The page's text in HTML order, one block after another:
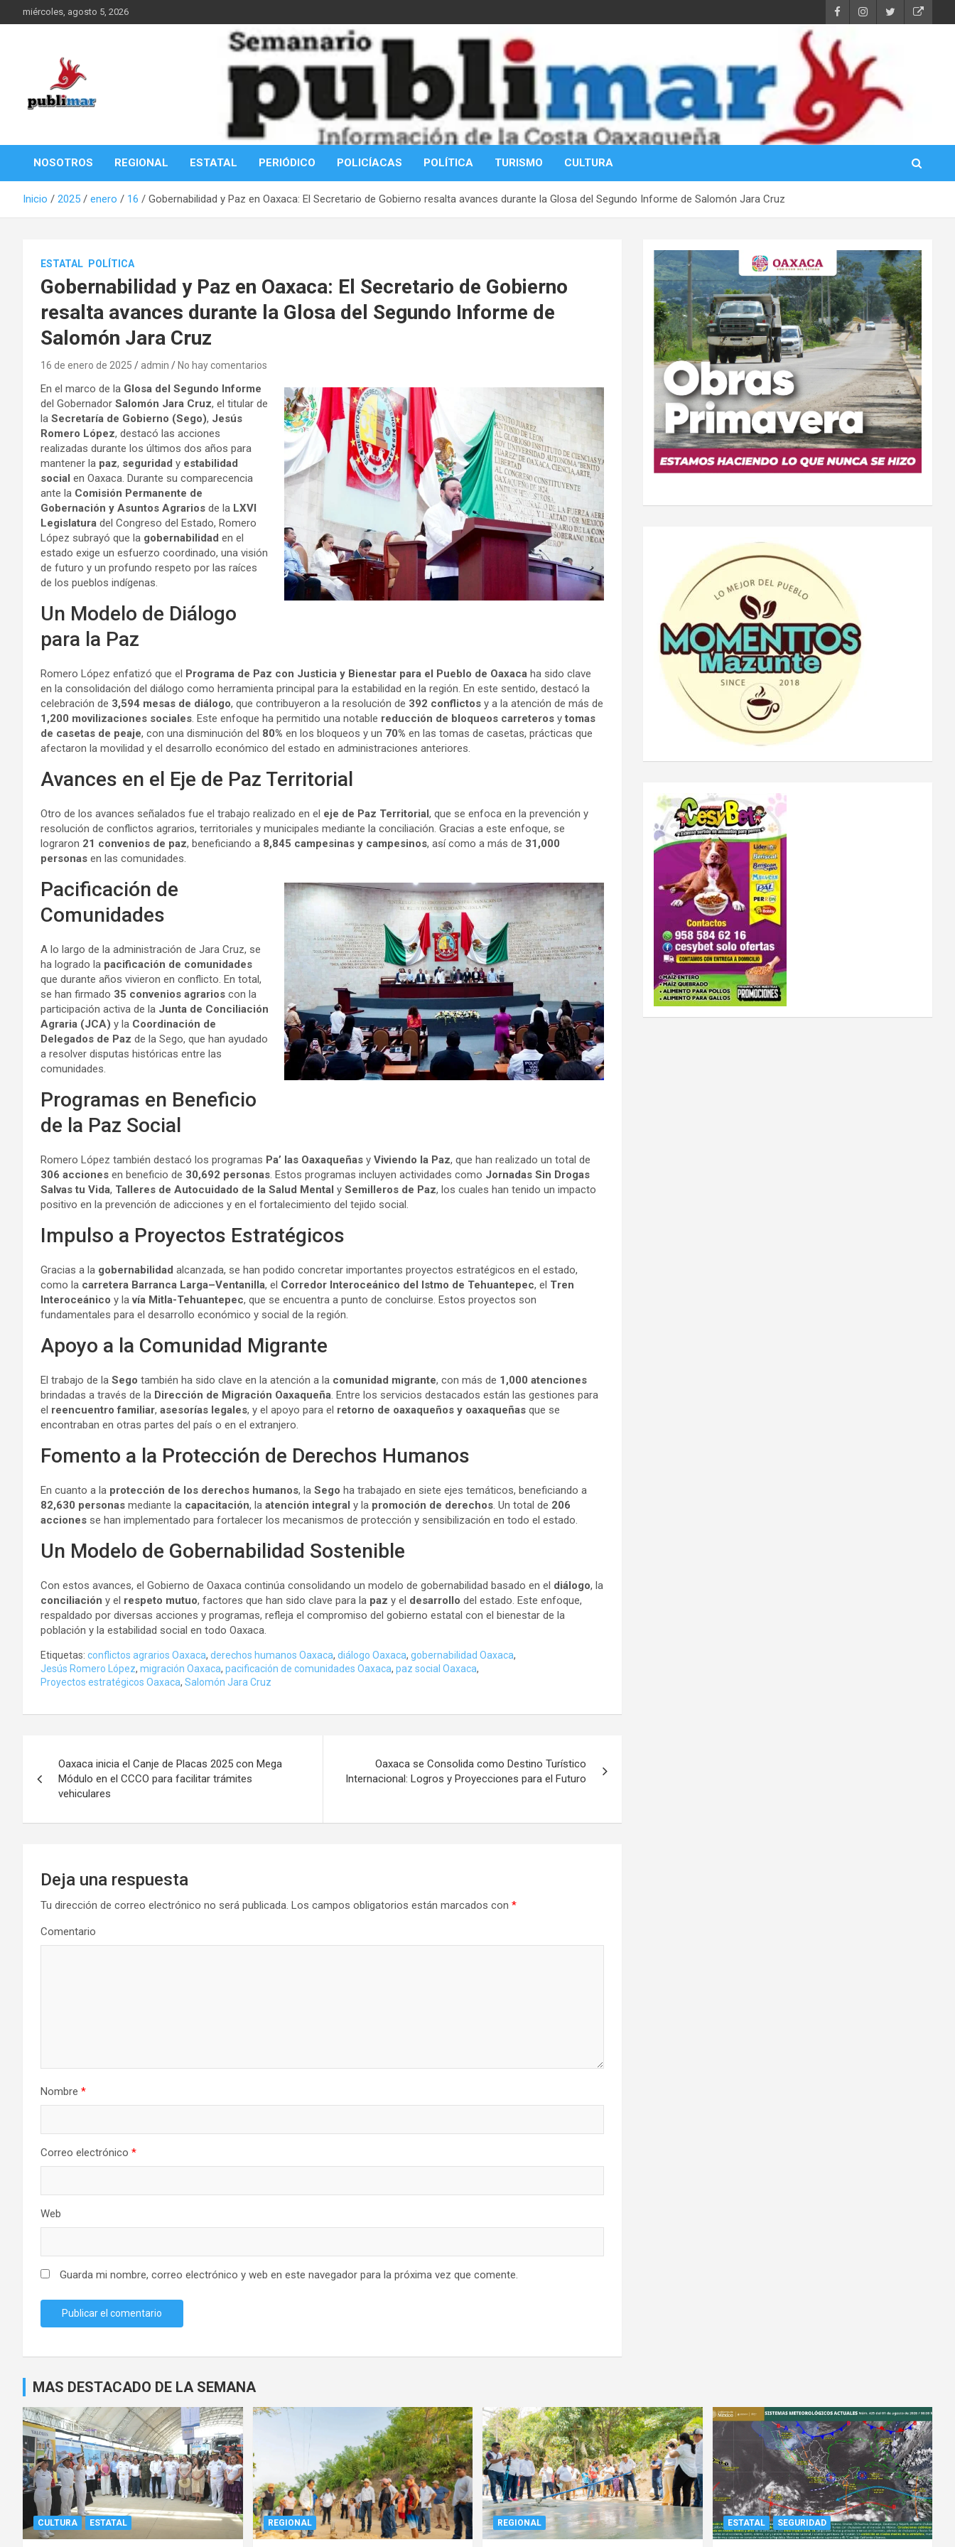
al
miércoles, agosto 5, 2026
PubliMar
NOSOTROS REGIONAL ESTATAL PERIÓDICO POLICÍACAS POLÍTICA TURISMO CULTURA
Inicio 2025 enero 16 Gobernabilidad y Paz en Oaxaca: El Secretario de Gobierno resalta avances durante la Glosa del Segundo Informe de Salomón Jara Cruz
ESTATAL POLÍTICA
Gobernabilidad y Paz en Oaxaca: El Secretario de Gobierno
resalta avances durante la Glosa del Segundo Informe de
Salomón Jara Cruz
16 de enero de 2025 admin No hay comentarios
En el marco de la Glosa del Segundo Informe
del Gobernador Salomón Jara Cruz, el titular de
la Secretaría de Gobierno (Sego), Jesús
Romero López, destacó las acciones
realizadas durante los últimos dos años para
mantener la paz, seguridad y estabilidad
social en Oaxaca. Durante su comparecencia
ante la Comisión Permanente de
Gobernación y Asuntos Agrarios de la LXVI
Legislatura del Congreso del Estado, Romero
López subrayó que la gobernabilidad en el
estado exige un esfuerzo coordinado, una visión
de futuro y un profundo respeto por las raíces
de los pueblos indígenas.
Un Modelo de Diálogo
para la Paz
Romero López enfatizó que el Programa de Paz con Justicia y Bienestar para el Pueblo de Oaxaca ha sido clave
en la consolidación del diálogo como herramienta principal para la estabilidad en la región. En este sentido, destacó la
celebración de 3,594 mesas de diálogo, que contribuyeron a la resolución de 392 conflictos y a la atención de más de
1,200 movilizaciones sociales. Este enfoque ha permitido una notable reducción de bloqueos carreteros ytomas
de casetas de peaje, con una disminución del 80% en los bloqueos y un 70% en las tomas de casetas, prácticas que
afectaron la movilidad y el desarrollo económico del estado en administraciones anteriores.
Avances en el Eje de Paz Territorial
Otro de los avances señalados fue el trabajo realizado en el eje de Paz Territorial, que se enfoca en la prevención y
resolución de conflictos agrarios, territoriales y municipales mediante la conciliación. Gracias a este enfoque, se
lograron 21 convenios de paz, beneficiando a 8,845 campesinas y campesinos, así como a más de 31,000
personas en las comunidades.
Pacificación de
Comunidades
A lo largo de la administración de Jara Cruz, se
ha logrado la pacificación de comunidades
que durante años vivieron en conflicto. En total,
se han firmado 35 convenios agrarios con la
participación activa de la Junta de Conciliación
Agraria (JCA) y la Coordinación de
Delegados de Paz de la Sego, que han ayudado
a resolver disputas históricas entre las
comunidades.
Programas en Beneficio
de la Paz Social
Romero López también destacó los programas Pa’ las Oaxaqueñas y Viviendo la Paz, que han realizado un total de
306 acciones en beneficio de 30,692 personas. Estos programas incluyen actividades como Jornadas Sin Drogas
Salvas tu Vida, Talleres de Autocuidado de la Salud Mental y Semilleros de Paz, los cuales han tenido un impacto
positivo en la prevención de adicciones y en el fortalecimiento del tejido social.
Impulso a Proyectos Estratégicos
Gracias a la gobernabilidad alcanzada, se han podido concretar importantes proyectos estratégicos en el estado,
como la carretera Barranca Larga–Ventanilla, el Corredor Interoceánico del Istmo de Tehuantepec, el Tren
Interoceánico y lavía Mitla-Tehuantepec, que se encuentra a punto de concluirse. Estos proyectos son
fundamentales para el desarrollo económico y social de la región.
Apoyo a la Comunidad Migrante
El trabajo de la Sego también ha sido clave en la atención a la comunidad migrante, con más de 1,000 atenciones
brindadas a través de la Dirección de Migración Oaxaqueña. Entre los servicios destacados están las gestiones para
el reencuentro familiar, asesorías legales, y el apoyo para el retorno de oaxaqueños y oaxaqueñas que se
encontraban en otras partes del país o en el extranjero.
Fomento a la Protección de Derechos Humanos
En cuanto a la protección de los derechos humanos, la Sego ha trabajado en siete ejes temáticos, beneficiando a
82,630 personas mediante la capacitación, la atención integral y la promoción de derechos. Un total de 206
acciones se han implementado para fortalecer los mecanismos de protección y sensibilización en todo el estado.
Un Modelo de Gobernabilidad Sostenible
Con estos avances, el Gobierno de Oaxaca continúa consolidando un modelo de gobernabilidad basado en el diálogo, la
conciliación y el respeto mutuo, factores que han sido clave para la paz y el desarrollo del estado. Este enfoque,
respaldado por diversas acciones y programas, refleja el compromiso del gobierno estatal con el bienestar de la
población y la estabilidad social en todo Oaxaca.
Etiquetas: conflictos agrarios Oaxaca, derechos humanos Oaxaca, diálogo Oaxaca, gobernabilidad Oaxaca,
Jesús Romero López, migración Oaxaca, pacificación de comunidades Oaxaca, paz social Oaxaca,
Proyectos estratégicos Oaxaca, Salomón Jara Cruz
de
Oaxaca inicia el Canje de Placas 2025 con Mega
Módulo en el CCCO para facilitar trámites
vehiculares
Oaxaca se Consolida como Destino Turístico
Internacional: Logros y Proyecciones para el Futuro
Deja una respuesta
Tu dirección de correo electrónico no será publicada. Los campos obligatorios están marcados con *
Comentario
Nombre *
Correo electrónico *
Web
Guarda mi nombre, correo electrónico y web en este navegador para la próxima vez que comente.
MAS DESTACADO DE LA SEMANA
CULTURA ESTATAL REGIONAL REGIONAL ESTATAL SEGURIDAD